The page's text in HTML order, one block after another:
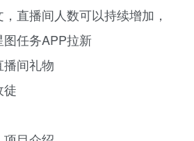
直播间人数可以持续增加，
任务APP拉新
礼物